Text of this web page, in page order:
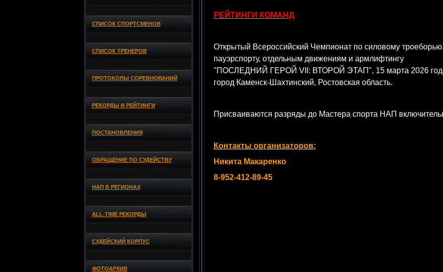
СПИСОК СПОРТСМЕНОВ
СПИСОК ТРЕНЕРОВ
ПРОТОКОЛЫ СОРЕВНОВАНИЙ
РЕКОРДЫ И РЕЙТИНГИ
ПОСТАНОВЛЕНИЯ
ОБРАЩЕНИЕ ПО СУДЕЙСТВУ
НАП В РЕГИОНАХ
ALL-TIME РЕКОРДЫ
СУДЕЙСКИЙ КОРПУС
ФОТОАРХИВ
РЕЙТИНГИ КОМАНД
Открытый Всероссийский Чемпионат по силовому
пауэрспорту, отдельным движениям и армлифтингу
"ПОСЛЕДНИЙ ГЕРОЙ VII: ВТОРОЙ ЭТАП", 15 марта 2026
город Каменск-Шахтинский, Ростовская область.
Присваиваются разряды до Мастера спорта НАП
Контакты организаторов:
Никита Макаренко
8-952-412-89-45